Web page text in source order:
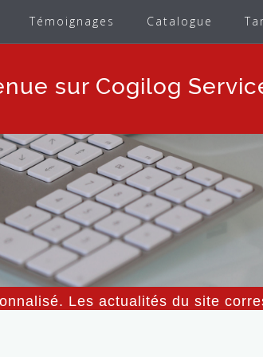
Témoignages Catalogue
sur Cogilog
Les actualités du site